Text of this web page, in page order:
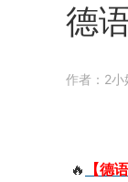
德
作者：2小
🔥 【德